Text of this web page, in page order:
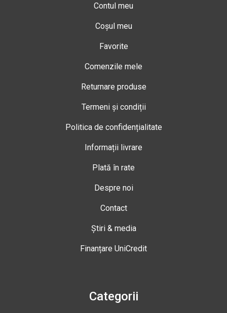
Contul meu
Coșul meu
Favorite
Comenzile mele
Returnare produse
Termeni și condiții
Politica de confidențialitate
Informații livrare
Plată în rate
Despre noi
Contact
Știri & media
Finanțare UniCredit
Categorii